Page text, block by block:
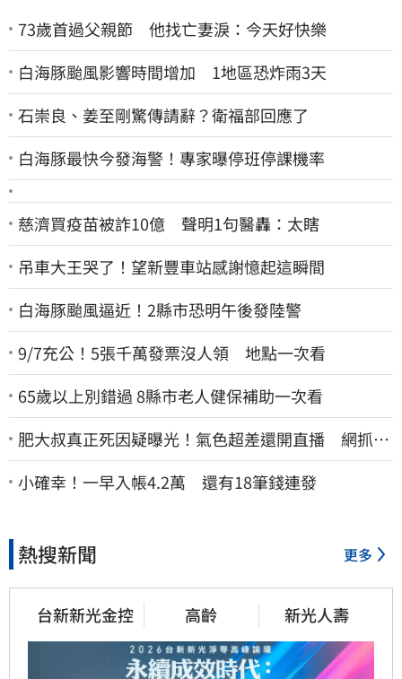
73歲首過父親節 他找亡妻淚：今天好快樂
白海豚颱風影響時間增加 1地區恐炸雨3天
石崇良、姜至剛驚傳請辭？衛福部回應了
白海豚最快今發海警！專家曝停班停課機率
慈濟買疫苗被詐10億 聲明1句醫轟：太瞎
吊車大王哭了！望新豐車站感謝憶起這瞬間
白海豚颱風逼近！2縣市恐明午後發陸警
9/7充公！5張千萬發票沒人領 地點一次看
65歲以上別錯過 8縣市老人健保補助一次看
肥大叔真正死因疑曝光！氣色超差還開直播 網抓這
一點超不合理
小確幸！一早入帳4.2萬 還有18筆錢連發
熱搜新聞 更多
台新新光金控 高齡 新光人壽